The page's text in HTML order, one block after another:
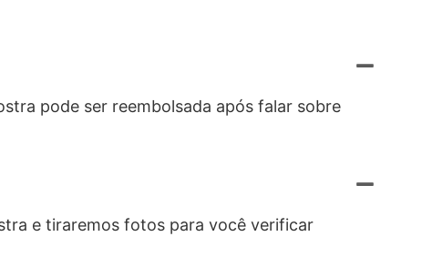
pode ser reembolsada após falar sobre
e tiraremos fotos para você verificar